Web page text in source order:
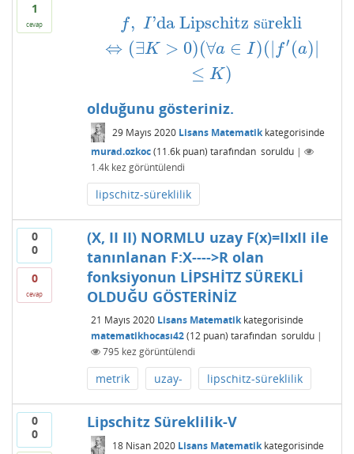
1
cevap f, I'da Lipschitz sürekli
⇔ (∃K > 0)(∀a ∈ I)( f′ (a)
≤ K )
'da Lipschitz sürekli⇔( ∃K>0)(∀a
olduğunu gösteriniz.
29 Mayıs 2020 Lisans Matematikkategorisinde
murad.ozkoc (11.6kpuan) tarafından soruldu |
1.4kkez görüntülendi
lipschitz-süreklilik
0
0
0
cevap
(X, II II) NORMLU uzay F(x)=IIxII ile
tanınlanan F:X---->R olan
fonksiyonun LİPSHİTZ SÜREKLİ
OLDUĞU GÖSTERİNİZ
21 Mayıs 2020 Lisans Matematikkategorisinde
matematikhocası42 (12puan) tarafından soruldu |
795 kez görüntülendi
metrik uzay- lipschitz-süreklilik
0
0
Lipschitz Süreklilik-V
18 Nisan 2020 Lisans Matematikkategorisinde